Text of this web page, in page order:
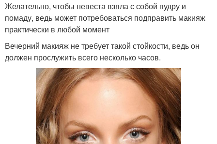
Желательно, чтобы невеста взяла с собой пудру и
помаду, ведь может потребоваться подправить макияж
практически в любой момент
Вечерний макияж не требует такой стойкости, ведь он
должен прослужить всего несколько часов.